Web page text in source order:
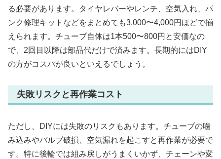
る必要があります。タイヤレバーやレンチ、空気入れ、パ
ンク修理キットなどをまとめても3,000〜4,000円ほどで揃
えられます。チューブ自体は1本500〜800円と安価なの
で、2回目以降は部品代だけで済みます。長期的にはDIY
の方がコスパが良いといえるでしょう。
失敗リスクと再作業コスト
ただし、DIYには失敗のリスクもあります。チューブの噛
み込みやバルブ破損、空気漏れを起こすと再作業が必要で
す。特に後輪では組み戻しがうまくいかず、チェーンや変